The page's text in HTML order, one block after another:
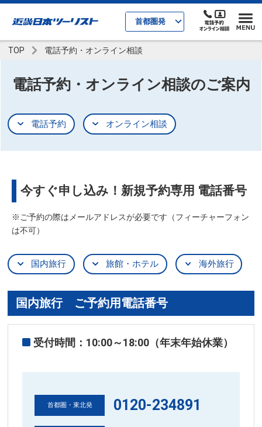
首都圏発
TOP 電話予約・オンライン相談
電話予約・オンライン相談のご案内
電話予約 オンライン相談
今すぐ申し込み！新規予約専用 電話番号
※ご予約の際はメールアドレスが必要です（フィーチャーフォン
は不可）
国内旅行 旅館・ホテル 海外旅行
国内旅行 ご予約用電話番号
受付時間：10:00～18:00（年末年始休業）
首都圏・東北発 0120-234891